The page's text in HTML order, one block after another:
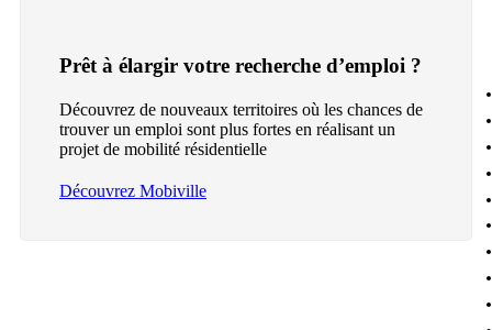
Prêt à élargir votre recherche d’emploi ?
Découvrez de nouveaux territoires où les chances de
trouver un emploi sont plus fortes en réalisant un
projet de mobilité résidentielle
Découvrez Mobiville